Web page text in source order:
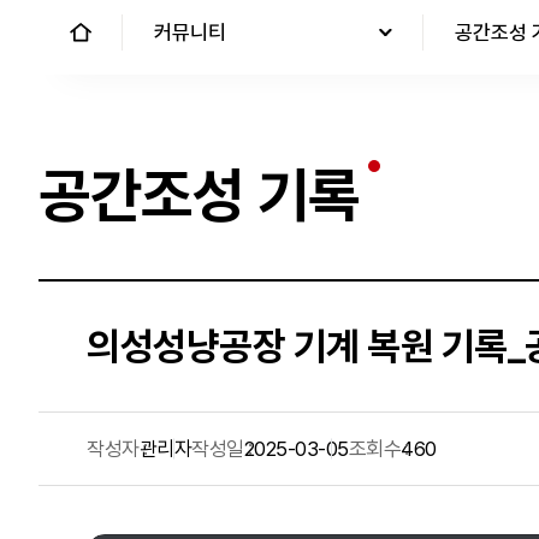
커뮤니티 공간조성
공간조성 기록
의성성냥공장 기계 복원 기록_
작성자관리자작성일2025-03-05조회수460